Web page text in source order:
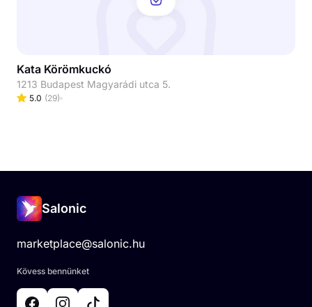
Kata Körömkuckó
1213 Budapest Magyarádi utca 5.
5.0 (29)
Salonic
marketplace@salonic.hu
Kövess bennünket